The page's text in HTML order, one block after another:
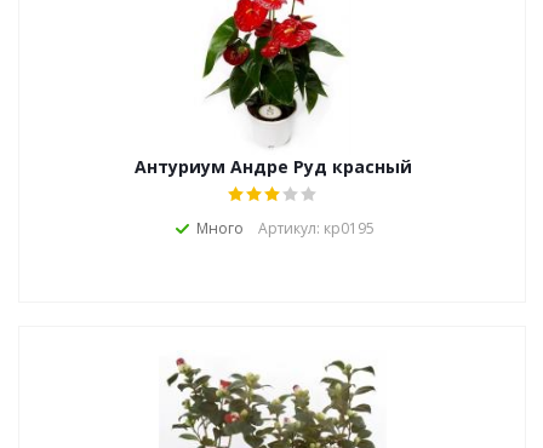
Антуриум Андре Руд красный
Много Артикул: кр0195